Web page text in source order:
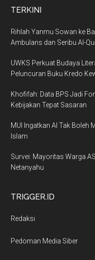
TERKINI
Rihlah Yanmu Sowan ke
Ambulans dan Seribu Al-
UWKS Perkuat Budaya
Peluncuran Buku Kredo
Khofifah: Data BPS Jadi
Kebijakan Tepat Sasaran
MUI Ingatkan AI Tak Boleh
Islam
Survei: Mayoritas Warga
Netanyahu
TRIGGER.ID
Redaksi
Pedoman Media Siber